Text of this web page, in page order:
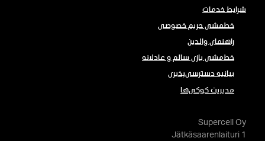
شرایط خدمات
خط​مشی حریم خصوصی
راهنمای والدین
خط‌مشی بازی سالم و عادلانه
بیانیه دسترسی‌پذیری
مدیریت کوکی‌ها
Supercell Oy
Jätkäsaarenlaituri 1